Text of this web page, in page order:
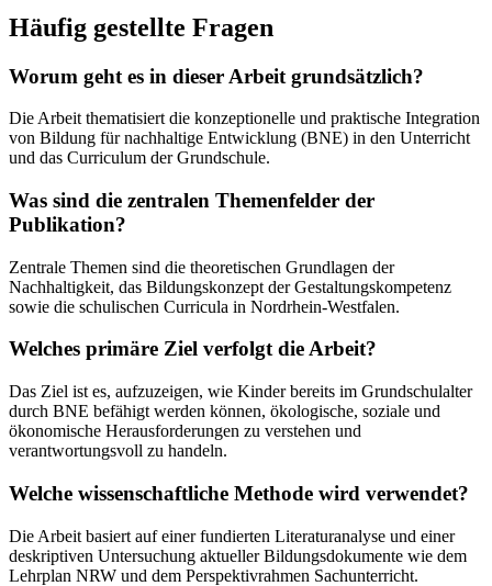
Häufig gestellte Fragen
Worum geht es in dieser Arbeit grundsätzlich?
Die Arbeit thematisiert die konzeptionelle und praktische Integration
von Bildung für nachhaltige Entwicklung (BNE) in den Unterricht
und das Curriculum der Grundschule.
Was sind die zentralen Themenfelder der
Publikation?
Zentrale Themen sind die theoretischen Grundlagen der
Nachhaltigkeit, das Bildungskonzept der Gestaltungskompetenz
sowie die schulischen Curricula in Nordrhein-Westfalen.
Welches primäre Ziel verfolgt die Arbeit?
Das Ziel ist es, aufzuzeigen, wie Kinder bereits im Grundschulalter
durch BNE befähigt werden können, ökologische, soziale und
ökonomische Herausforderungen zu verstehen und
verantwortungsvoll zu handeln.
Welche wissenschaftliche Methode wird verwendet?
Die Arbeit basiert auf einer fundierten Literaturanalyse und einer
deskriptiven Untersuchung aktueller Bildungsdokumente wie dem
Lehrplan NRW und dem Perspektivrahmen Sachunterricht.